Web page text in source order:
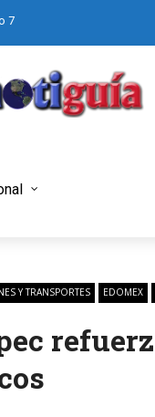
7
Y TRANSPORTES EDOMEX